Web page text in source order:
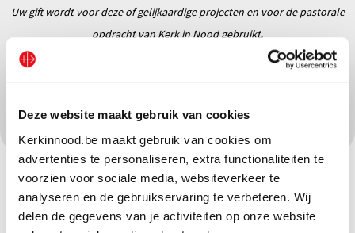
Deze website maakt gebruik van cookies
Kerkinnood.be maakt gebruik van cookies om
advertenties te personaliseren, extra functionaliteiten te
voorzien voor sociale media, websiteverkeer te
analyseren en de gebruikservaring te verbeteren. Wij
delen de gegevens van je activiteiten op onze website
Uw gift wordt voor deze of gelijkaardige projecten en voor de pastorale
opdracht van Kerk in Nood gebruikt.
Deel dit project op sociale media: